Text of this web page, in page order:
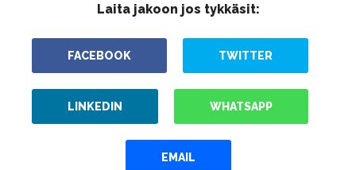
Laita jakoon jos tykkäsit:
FACEBOOK TWITTER
LINKEDIN WHATSAPP
EMAIL